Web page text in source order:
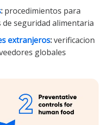
: procedimientos para
seguridad alimentaria
extranjeros:verificacion
globales